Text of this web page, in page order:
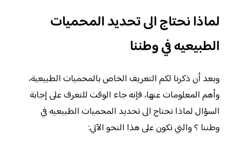
لماذا نحتاج الى تحديد المحميات
الطبيعيه في وطننا
وبعد أن ذكرنا لكم التعريف الخاص بالمحميات الطبيعية،
وأهم المعلومات عنها، فإنه جاء الوقت للتعرف على إجابة
السؤال لماذا نحتاج الى تحديد المحميات الطبيعيه في
وطننا ؟ والتي تكون على هذا النحو الآتي: